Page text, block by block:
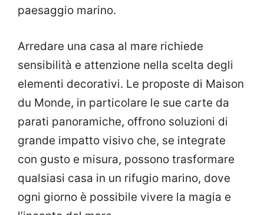
paesaggio marino.
Arredare una casa al mare richiede
sensibilità e attenzione nella scelta degli
elementi decorativi. Le proposte di Maison
du Monde, in particolare le sue carte da
parati panoramiche, offrono soluzioni di
grande impatto visivo che, se integrate
con gusto e misura, possono trasformare
qualsiasi casa in un rifugio marino, dove
ogni giorno è possibile vivere la magia e